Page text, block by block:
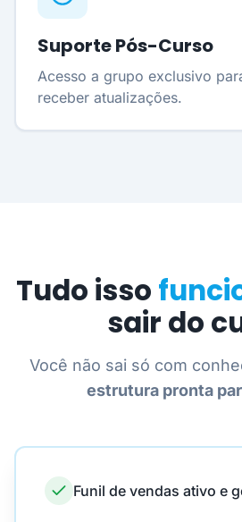
Suporte Pós-Curso
Acesso a grupo exclusivo
receber atualizações.
Tudo isso
sair do
Você não sai só com
estrutura pronta
Funil de vendas ativo e